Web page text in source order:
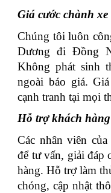
Giá cước chành
Chúng tôi luôn
Dương đi Đồng
Không phát sinh
ngoài báo giá.
cạnh tranh tại mọi
Hỗ trợ khách
Các nhân viên
để tư vấn, giải đáp
hàng. Hỗ trợ làm
chóng, cập nhật